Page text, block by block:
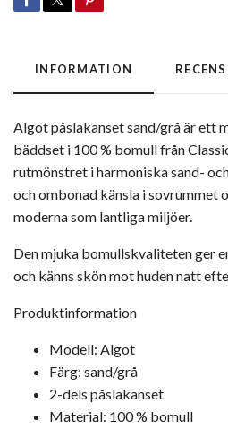
INFORMATION
Algot påslakanset sand/grå är ett
bäddset i 100 % bomull från
rutmönstret i harmoniska sand-
och ombonad känsla i sovrummet
moderna som lantliga miljöer.
Den mjuka bomullskvaliteten ger
och känns skön mot huden natt
Produktinformation
Modell: Algot
Färg: sand/grå
2-dels påslakanset
Material: 100 % bomull